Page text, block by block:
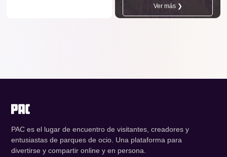
Ver más ❯
PAC es el lugar de encuentro de visitantes, creadores y
entusiastas de parques de ocio. Una plataforma para
divertirse y compartir online y en persona.